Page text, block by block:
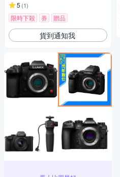
5 (1)
限時下殺 券 贈品
貨到通知我